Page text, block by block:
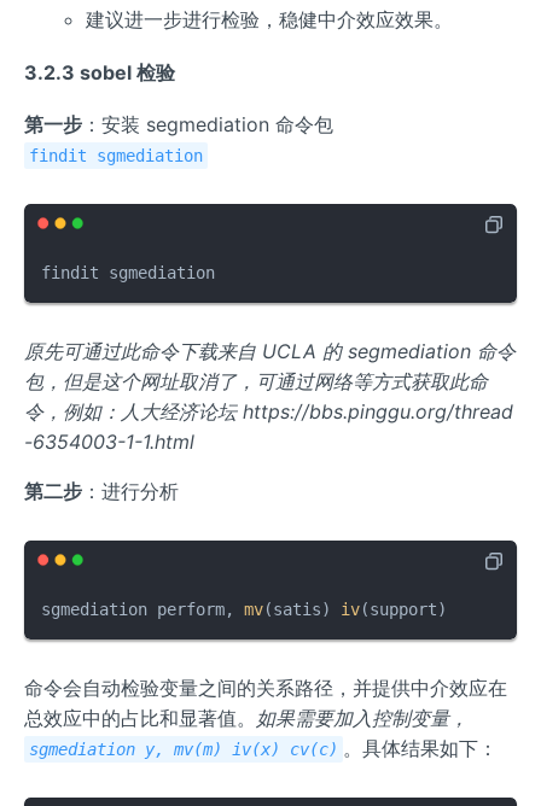
建议进一步进行检验，稳健中介效应效果。
3.2.3 sobel 检验
第一步 ：安装 segmediation 命令包
findit sgmediation
findit sgmediation
原先可通过此命令下载来自 UCLA 的 segmediation 命令
包，但是这个网址取消了，可通过网络等方式获取此命
令，例如：人大经济论坛 https://bbs.pinggu.org/thread
-6354003-1-1.html
第二步 ：进行分析
sgmediation perform, mv(satis) iv(support)
命令会自动检验变量之间的关系路径，并提供中介效应在
总效应中的占比和显著值。 如果需要加入控制变量，
sgmediation y, mv(m) iv(x) cv(c) 。具体结果如下：